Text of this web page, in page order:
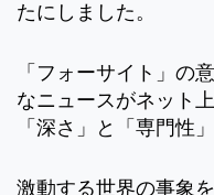
たにしました。
「フォーサイト」の
なニュースがネット
「深さ」と「専門性
激動する世界の事象